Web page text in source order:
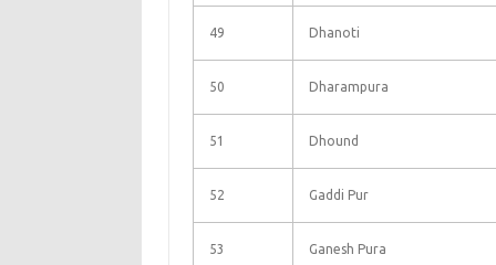
49 Dhanoti
50 Dharampura
51 Dhound
52 Gaddi Pur
53 Ganesh Pura